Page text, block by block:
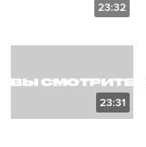
23:32
23:31